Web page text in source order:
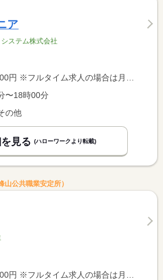
ア
ステム株式会社
場合は月額（換算額）、パート求人の場合は時間額を表示しています。
〜18時00分
の他
見る (ハローワークより転載)
公共職業安定所）
場合は月額（換算額）、パート求人の場合は時間額を表示しています。